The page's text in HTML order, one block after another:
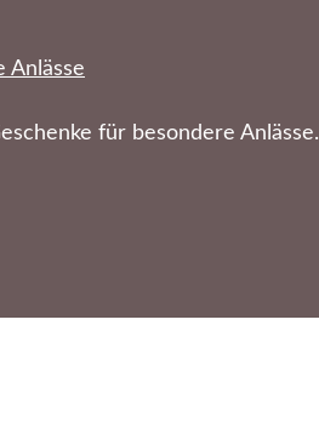
Anlässe
für besondere Anlässe.